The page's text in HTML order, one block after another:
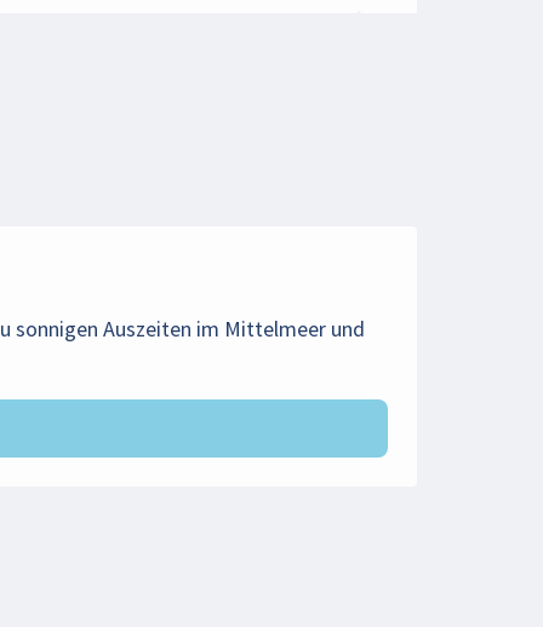
sonnigen Auszeiten im Mittelmeer und